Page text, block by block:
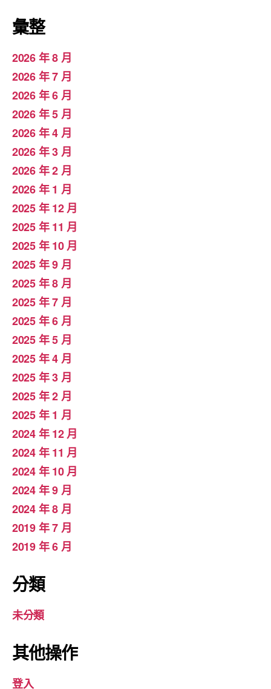
彙整
2026 年 8 月
2026 年 7 月
2026 年 6 月
2026 年 5 月
2026 年 4 月
2026 年 3 月
2026 年 2 月
2026 年 1 月
2025 年 12 月
2025 年 11 月
2025 年 10 月
2025 年 9 月
2025 年 8 月
2025 年 7 月
2025 年 6 月
2025 年 5 月
2025 年 4 月
2025 年 3 月
2025 年 2 月
2025 年 1 月
2024 年 12 月
2024 年 11 月
2024 年 10 月
2024 年 9 月
2024 年 8 月
2019 年 7 月
2019 年 6 月
分類
未分類
其他操作
登入